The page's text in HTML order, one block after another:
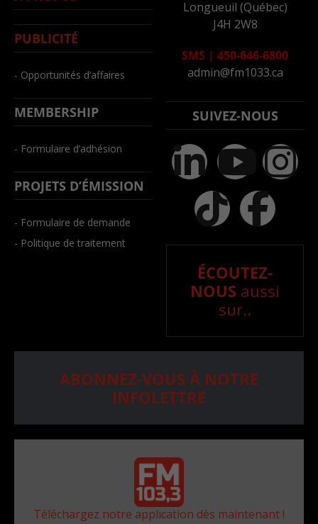
PUBLICITÉ
- Opportunités d’affaires
MEMBERSHIP
- Formulaire d’adhésion
PROJETS D’ÉMISSION
- Formulaire de demande
- Politique de traitement
Longueuil (Québec)
J4H 2W8
SMS | 450-646-6800
admin@fm1033.ca
SUIVEZ-NOUS
ÉCOUTEZ-
NOUS aussi
sur..
ABONNEZ-VOUS À NOTRE
INFOLETTRE
Téléchargez notre application dès maintenant !